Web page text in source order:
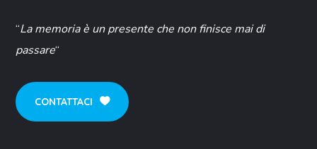
“La memoria è un presente che non finisce mai di
passare“
CONTATTACI